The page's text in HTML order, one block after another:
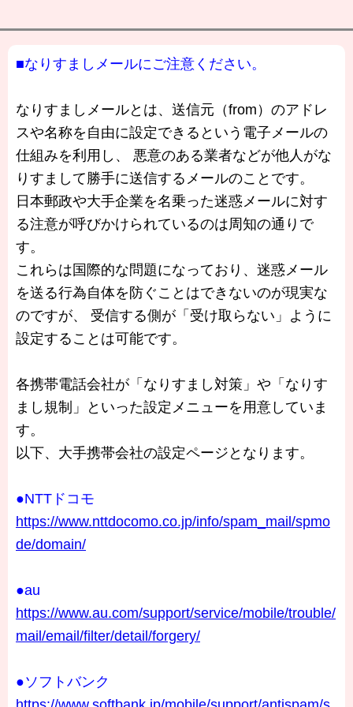
■なりすましメールにご注意ください。
なりすましメールとは、送信元（from）のアドレ
スや名称を自由に設定できるという電子メールの
仕組みを利用し、 悪意のある業者などが他人がな
りすまして勝手に送信するメールのことです。
日本郵政や大手企業を名乗った迷惑メールに対す
る注意が呼びかけられているのは周知の通りで
す。
これらは国際的な問題になっており、迷惑メール
を送る行為自体を防ぐことはできないのが現実な
のですが、 受信する側が「受け取らない」ように
設定することは可能です。
各携帯電話会社が「なりすまし対策」や「なりす
まし規制」といった設定メニューを用意していま
す。
以下、大手携帯会社の設定ページとなります。
●NTTドコモ
https://www.nttdocomo.co.jp/info/spam_mail/spmo
de/domain/
●au
https://www.au.com/support/service/mobile/trouble/
mail/email/filter/detail/forgery/
●ソフトバンク